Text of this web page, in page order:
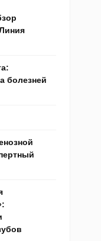
болезней